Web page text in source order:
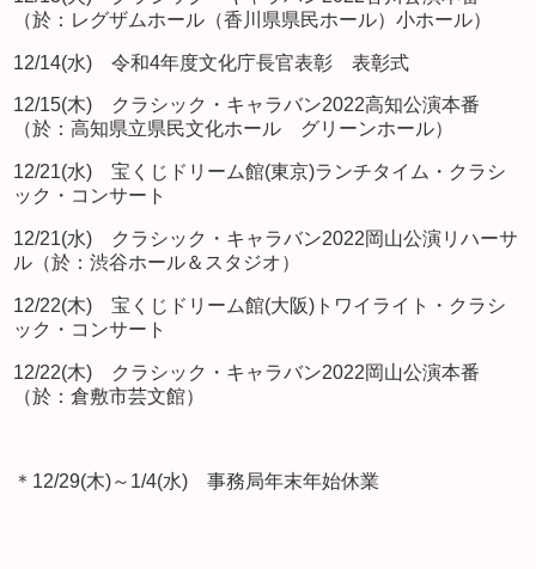
（於：レグザムホール（香川県県民ホール）小ホール）
12/14(水) 令和4年度文化庁長官表彰 表彰式
12/15(木) クラシック・キャラバン2022高知公演本番
（於：高知県立県民文化ホール グリーンホール）
12/21(水) 宝くじドリーム館(東京)ランチタイム・クラシ
ック・コンサート
12/21(水) クラシック・キャラバン2022岡山公演リハーサ
ル（於：渋谷ホール＆スタジオ）
12/22(木) 宝くじドリーム館(大阪)トワイライト・クラシ
ック・コンサート
12/22(木) クラシック・キャラバン2022岡山公演本番
（於：倉敷市芸文館）
＊12/29(木)～1/4(水) 事務局年末年始休業